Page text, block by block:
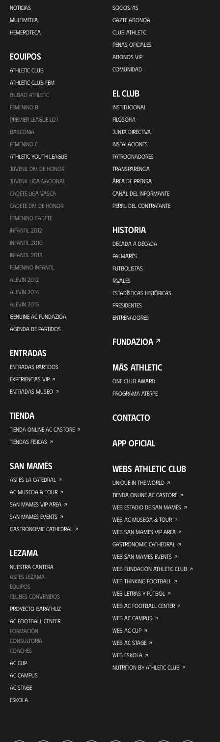
NOTICIAS
MULTIMEDIA
HEMEROTECA
EQUIPOS
ATHLETIC CLUB
ATHLETIC CLUB FEM
BILBAO ATHLETIC
FEMENINO B
PREMIER LEAGUE U21
BASCONIA
FEMENINO C
ATHLETIC YOUTH LEAGUE
JUVENIL DIV. DE HONOR
JUVENIL LIGA NACIONAL
CADETE LIGA VASCA
CADETE DIV. DE HONOR
FEMENINO CADETE
INFANTIL 2012
INFANTIL 2010
INFANTIL 2013
FEMENINO INFANTIL
ALEVÍN 2012
ALEVÍN 2014
ALEVÍN 2015
GENUINE AC FUNDAZIOA
AGENDA DE PARTIDOS
ENTRADAS
ENTRADAS PARTIDOS
EXPERIENCIAS VIP
ENTRADAS MUSEO
TIENDA
TIENDA ONLINE AC CASTORE
TIENDAS FÍSICAS
SAN MAMÉS
ASÍ ES LA CATEDRAL
AC MUSEOA & TOUR
SAN MAMES VIP AREA
SAN MAMES EVENTS
GASTRONOMIC CATHEDRAL
LEZAMA
NUESTRA CANTERA
ASÍ ES LEZAMA
EQUIPOS
CLUBES CONVENIDOS
PROYECTO GARATHUZ
AC FOOTBALL CENTER
FORMACIÓN
CONSULTORÍA
COACHES
AC CUP
AC CAMPUS
AC STAGE
ESKOLA
SOCIOS/AS
GAZTE ABONOA
CLUB ATHLETIC
PEÑAS OFICIALES
ABONOS VIP
COMUNIDAD
EL CLUB
INSTITUCIONAL
FILOSOFÍA
JUNTA DIRECTIVA
INSTALACIONES
PATROCINADORES
TRANSPARENCIA
ÁREA DE PRENSA
CANAL DEL INFORMANTE
PERFIL DEL CONTRATANTE
HISTORIA
DÉCADA A DÉCADA
PALMARÉS
FUTBOLISTAS
RIVALES
ESTADÍSTICAS HISTÓRICAS
PRESIDENTES
ENTRENADORES
FUNDAZIOA
MÁS ATHLETIC
ONE CLUB AWARD
PROGRAMA ATERPE
CONTACTO
APP OFICIAL
WEBS ATHLETIC CLUB
UNIQUE IN THE WORLD
TIENDA ONLINE AC CASTORE
WEB ESTADIO DE SAN MAMÉS
WEB AC MUSEOA & TOUR
WEB SAN MAMES VIP AREA
GASTRONOMIC CATHEDRAL
WEB SAN MAMES EVENTS
WEB FUNDACIÓN ATHLETIC CLUB
WEB THINKING FOOTBALL
WEB LETRAS Y FÚTBOL
WEB AC FOOTBALL CENTER
WEB AC CAMPUS
WEB AC CUP
WEB AC STAGE
WEB ESKOLA
NUTRITION BY ATHLETIC CLUB